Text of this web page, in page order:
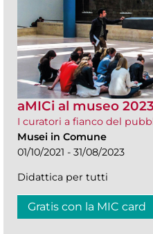
aMICi al museo 2023
I curatori a fianco del
Musei in Comune
01/10/2021 - 31/08/2023
Didattica per tutti
Gratis con la MIC card